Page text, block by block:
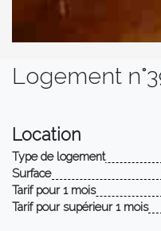
Logement
Location
Type de logement
Surface
Tarif pour 1 mois
Tarif pour supérieur 1 mois